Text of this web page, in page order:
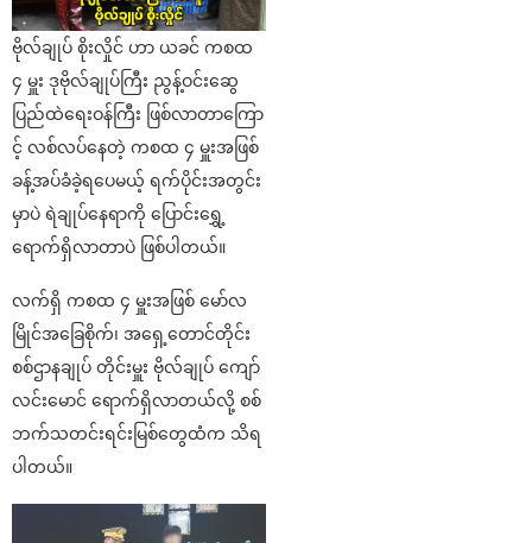
ဗိုလ်ချုပ် စိုးလှိုင် ဟာ ယခင် ကစထ
၄ မှူး ဒုဗိုလ်ချုပ်ကြီး ညွန့်ဝင်းဆွေ
ပြည်ထဲရေးဝန်ကြီး ဖြစ်လာတာကြော
င့် လစ်လပ်နေတဲ့ ကစထ ၄ မှူးအဖြစ်
ခန့်အပ်ခံခဲ့ရပေမယ့် ရက်ပိုင်းအတွင်း
မှာပဲ ရဲချုပ်နေရာကို ပြောင်းရွှေ့
ရောက်ရှိလာတာပဲ ဖြစ်ပါတယ်။
လက်ရှိ ကစထ ၄ မှူးအဖြစ် မော်လ
မြိုင်အခြေစိုက်၊ အရှေ့တောင်တိုင်း
စစ်ဌာနချုပ် တိုင်းမှူး ဗိုလ်ချုပ် ကျော်
လင်းမောင် ရောက်ရှိလာတယ်လို့ စစ်
ဘက်သတင်းရင်းမြစ်တွေထံက သိရ
ပါတယ်။